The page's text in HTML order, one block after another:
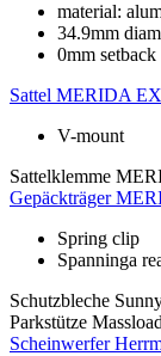
material:
34.9mm
0mm setback
Sattel MERIDA
V-mount
Sattelklemme
Gepäckträger
Spring clip
Spanninga
Schutzbleche
Parkstütze
Scheinwerfer